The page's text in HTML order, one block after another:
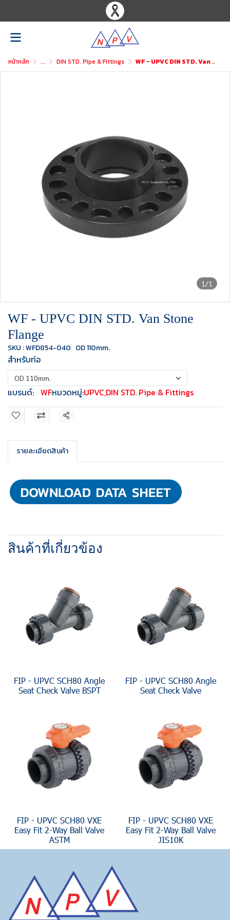
หน้าหลัก ... DIN STD. Pipe & Fittings WF - UPVC DIN STD. Van Stone Flange
1/1
WF - UPVC DIN STD. Van Stone
Flange
SKU : WFD854-040 OD 110mm.
สำหรับท่อ
OD 110mm.
แบรนด์: WFหมวดหมู่:UPVC,DIN STD. Pipe & Fittings
แชร์
รายละเอียดสินค้า
สินค้าที่เกี่ยวข้อง
FIP - UPVC SCH80 Angle
Seat Check Valve BSPT
FIP - UPVC SCH80 Angle
Seat Check Valve
FIP - UPVC SCH80 VXE
Easy Fit 2-Way Ball Valve
ASTM
FIP - UPVC SCH80 VXE
Easy Fit 2-Way Ball Valve
JIS10K